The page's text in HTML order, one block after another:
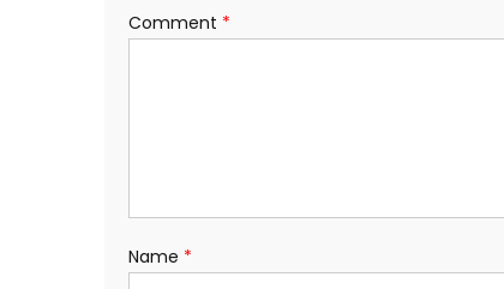
Comment *
Name *